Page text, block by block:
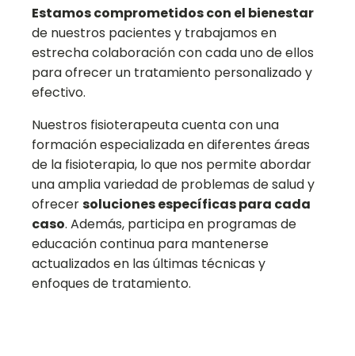
Estamos comprometidos con el bienestar
de nuestros pacientes y trabajamos en
estrecha colaboración con cada uno de ellos
para ofrecer un tratamiento personalizado y
efectivo.
Nuestros fisioterapeuta cuenta con una
formación especializada en diferentes áreas
de la fisioterapia, lo que nos permite abordar
una amplia variedad de problemas de salud y
ofrecersoluciones específicas para cada
caso. Además, participa en programas de
educación continua para mantenerse
actualizados en las últimas técnicas y
enfoques de tratamiento.